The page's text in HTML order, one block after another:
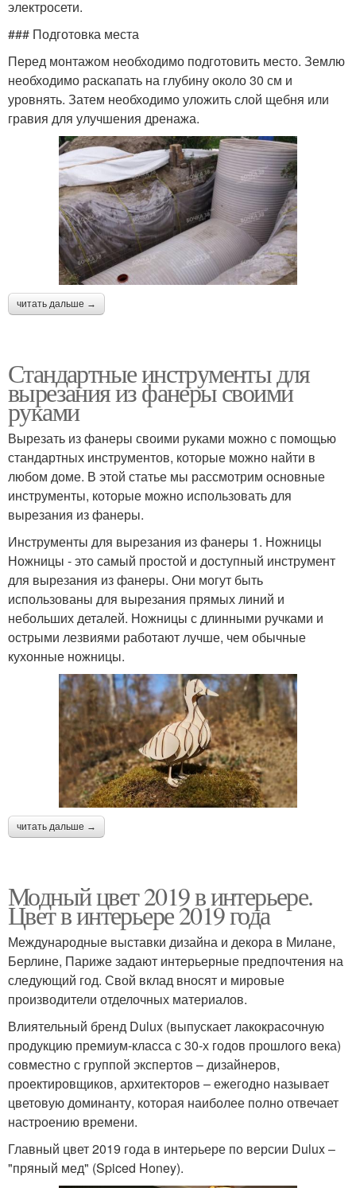
электросети.
### Подготовка места
Перед монтажом необходимо подготовить место. Землю
необходимо раскапать на глубину около 30 см и
уровнять. Затем необходимо уложить слой щебня или
гравия для улучшения дренажа.
читать дальше →
Стандартные инструменты для
вырезания из фанеры своими
руками
Вырезать из фанеры своими руками можно с помощью
стандартных инструментов, которые можно найти в
любом доме. В этой статье мы рассмотрим основные
инструменты, которые можно использовать для
вырезания из фанеры.
Инструменты для вырезания из фанеры 1. Ножницы
Ножницы - это самый простой и доступный инструмент
для вырезания из фанеры. Они могут быть
использованы для вырезания прямых линий и
небольших деталей. Ножницы с длинными ручками и
острыми лезвиями работают лучше, чем обычные
кухонные ножницы.
читать дальше →
Модный цвет 2019 в интерьере.
Цвет в интерьере 2019 года
Международные выставки дизайна и декора в Милане,
Берлине, Париже задают интерьерные предпочтения на
следующий год. Свой вклад вносят и мировые
производители отделочных материалов.
Влиятельный бренд Dulux (выпускает лакокрасочную
продукцию премиум-класса с 30-х годов прошлого века)
совместно с группой экспертов – дизайнеров,
проектировщиков, архитекторов – ежегодно называет
цветовую доминанту, которая наиболее полно отвечает
настроению времени.
Главный цвет 2019 года в интерьере по версии Dulux –
"пряный мед" (Spiced Honey).